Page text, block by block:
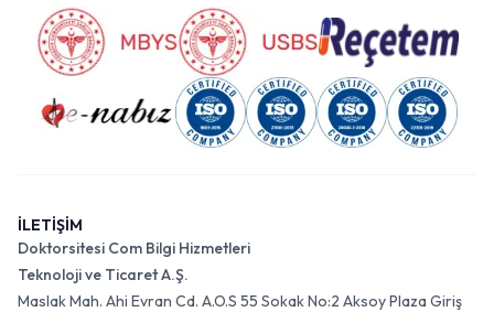
İLETİŞİM
Doktorsitesi Com Bilgi Hizmetleri
Teknoloji ve Ticaret A.Ş.
Maslak Mah. Ahi Evran Cd. A.O.S 55 Sokak No:2 Aksoy Plaza Giriş